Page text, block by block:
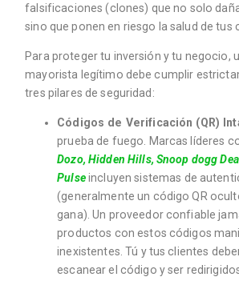
falsificaciones (clones) que no solo
sino que ponen en riesgo la salud de tus
Para proteger tu inversión y tu negocio,
mayorista legítimo debe cumplir
tres pilares de seguridad:
Códigos de Verificación (QR)
prueba de fuego. Marcas líderes
Dozo, Hidden Hills, Snoop dogg
Pulseincluyen sistemas de
(generalmente un código QR
gana). Un proveedor confiable
productos con estos códigos
inexistentes. Tú y tus clientes
escanear el código y ser